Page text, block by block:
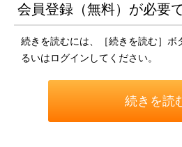
会員登録（無料）が必要
続きを読むには、［続きを読む］ボ
るいはログインしてください。
続きを読